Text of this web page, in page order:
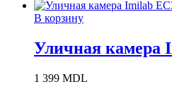
В корзину
Уличная камера
1 399 MDL